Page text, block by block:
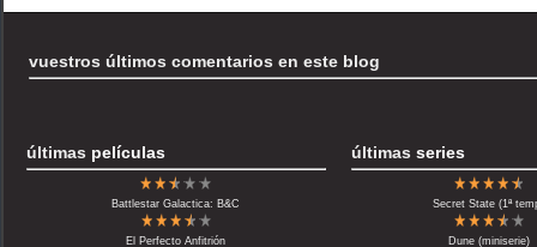
vuestros últimos comentarios en este blog
últimas películas
Battlestar Galactica: B&C
El Perfecto Anfitrión
últimas series
Secret State (1ª
Dune (miniserie)